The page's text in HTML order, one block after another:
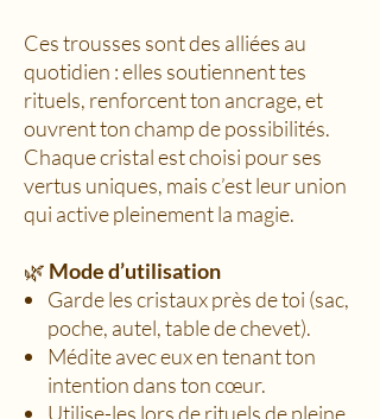
Ces trousses sont des alliées au
quotidien : elles soutiennent tes
rituels, renforcent ton ancrage, et
ouvrent ton champ de possibilités.
Chaque cristal est choisi pour ses
vertus uniques, mais c’est leur union
qui active pleinement la magie.
🌿 Mode d’utilisation
Garde les cristaux près de toi (sac,
poche, autel, table de chevet).
Médite avec eux en tenant ton
intention dans ton cœur.
Utilise-les lors de rituels de pleine